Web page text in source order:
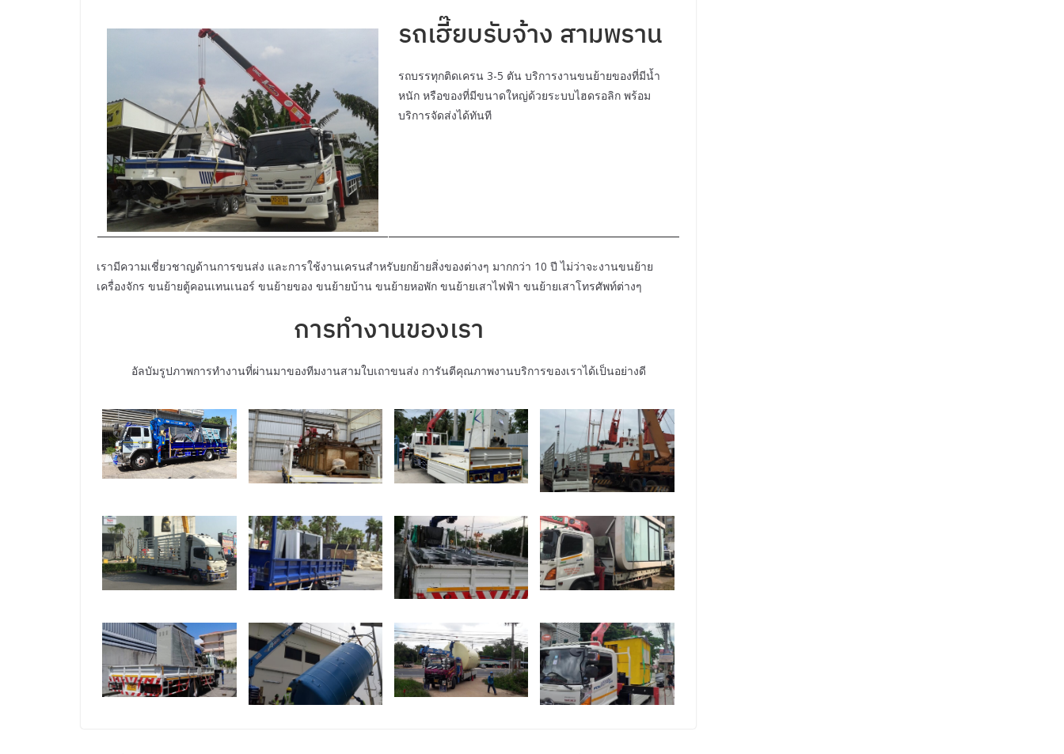
รถเฮี๊ยบรับจ้าง สามพราน
รถบรรทุกติดเครน 3-5 ตัน บริการงานขนย้ายของที่มีน้ำ
หนัก หรือของที่มีขนาดใหญ่ด้วยระบบไฮดรอลิก พร้อม
บริการจัดส่งได้ทันที
เรามีความเชี่ยวชาญด้านการขนส่ง และการใช้งานเครนสำหรับยกย้ายสิ่งของต่างๆ มากกว่า 10 ปี ไม่ว่าจะงานขนย้าย
เครื่องจักร ขนย้ายตู้คอนเทนเนอร์ ขนย้ายของ ขนย้ายบ้าน ขนย้ายหอพัก ขนย้ายเสาไฟฟ้า ขนย้ายเสาโทรศัพท์ต่างๆ
การทำงานของเรา
อัลบัมรูปภาพการทำงานที่ผ่านมาของทีมงานสามใบเถาขนส่ง การันตีคุณภาพงานบริการของเราได้เป็นอย่างดี